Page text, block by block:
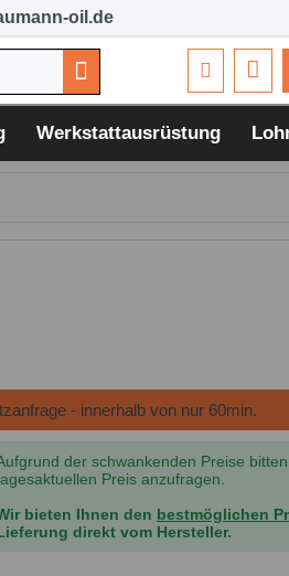
oil.de
Werkstattausrüstung
der schwankenden Preise
Preis anzufragen.
bieten Ihnen den bestmöglichen
direkt vom Hersteller.